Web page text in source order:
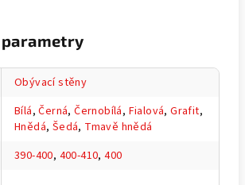
Obývací stěny
Bílá,Černá,Černobílá, Fialová,Grafit,
Hnědá, Šedá, Tmavě hnědá
390-400, 400-410,400